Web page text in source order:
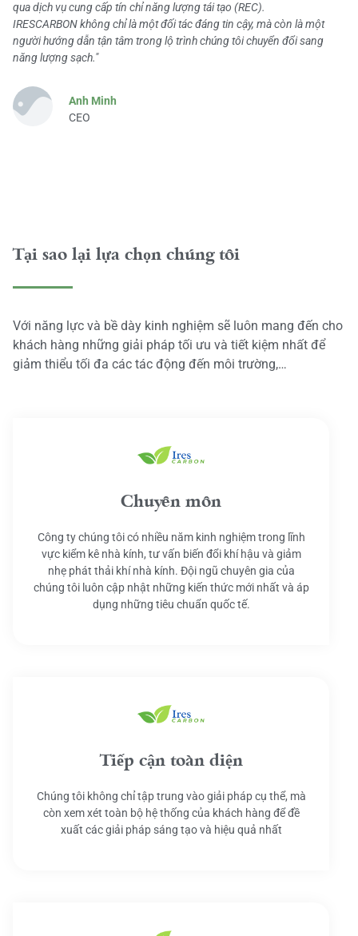
qua dịch vụ cung cấp tín chỉ năng lượng tái tạo (REC).
IRESCARBON không chỉ là một đối tác đáng tin cậy, mà còn là một
người hướng dẫn tận tâm trong lộ trình chúng tôi chuyển đổi sang
năng lượng sạch."
Anh Minh
CEO
Tại sao lại lựa chọn chúng tôi
Với năng lực và bề dày kinh nghiệm sẽ luôn mang đến cho
khách hàng những giải pháp tối ưu và tiết kiệm nhất để
giảm thiểu tối đa các tác động đến môi trường,…
Chuyên môn
Công ty chúng tôi có nhiều năm kinh nghiệm trong lĩnh
vực kiểm kê nhà kính, tư vấn biến đổi khí hậu và giảm
nhẹ phát thải khí nhà kính. Đội ngũ chuyên gia của
chúng tôi luôn cập nhật những kiến thức mới nhất và áp
dụng những tiêu chuẩn quốc tế.
Tiếp cận toàn diện
Chúng tôi không chỉ tập trung vào giải pháp cụ thể, mà
còn xem xét toàn bộ hệ thống của khách hàng để đề
xuất các giải pháp sáng tạo và hiệu quả nhất